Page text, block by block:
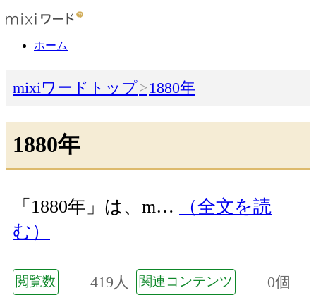
ホーム
mixiワードトップ 1880年
1880年
「1880年」は、m…
（全文を読
む）
閲覧数 419人 関連コンテンツ 0個